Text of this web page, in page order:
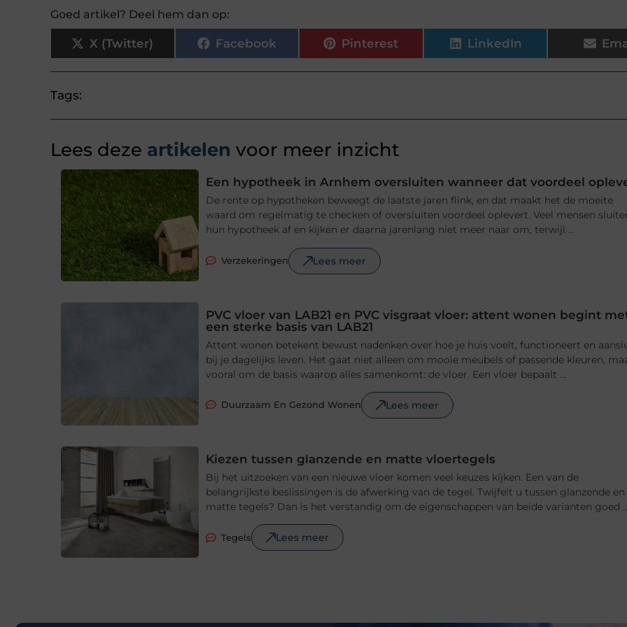
Goed artikel? Deel hem dan op:
X (Twitter) Facebook Pinterest LinkedIn
Tags:
Lees deze artikelen voor meer inzicht
Een hypotheek in Arnhem oversluiten wanneer dat voordeel
De rente op hypotheken beweegt de laatste jaren flink, en dat maakt het de moeite
waard om regelmatig te checken of oversluiten voordeel oplevert. Veel mensen
hun hypotheek af en kijken er daarna jarenlang niet meer naar om, terwijl ...
Verzekeringen Lees meer
PVC vloer van LAB21 en PVC visgraat vloer: attent wonen begint
een sterke basis van LAB21
Attent wonen betekent bewust nadenken over hoe je huis voelt, functioneert en
bij je dagelijks leven. Het gaat niet alleen om mooie meubels of passende kleuren,
vooral om de basis waarop alles samenkomt: de vloer. Een vloer bepaalt ...
Duurzaam En Gezond Wonen Lees meer
Kiezen tussen glanzende en matte vloertegels
Bij het uitzoeken van een nieuwe vloer komen veel keuzes kijken. Een van de
belangrijkste beslissingen is de afwerking van de tegel. Twijfelt u tussen glanzende en
matte tegels? Dan is het verstandig om de eigenschappen van beide varianten goed
Tegels Lees meer